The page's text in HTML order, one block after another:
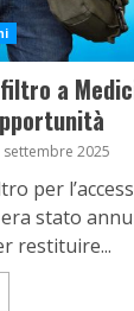
a
settembre 2025
per
stato
restituire...